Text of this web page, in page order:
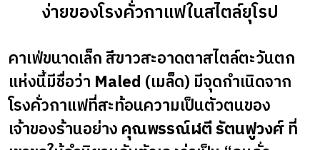
ง่ายของโรงคั่วกาแฟในสไตล์ยุโรป
คาเฟ่ขนาดเล็ก สีขาวสะอาดตาสไตล์ตะวันตก
แห่งนี้มีชื่อว่า Maled (เมล็ด) มีจุดกำเนิดจาก
โรงคั่วกาแฟที่สะท้อนความเป็นตัวตนของ
เจ้าของร้านอย่างคุณพรรณ์ฬตี รัตนฟูวงศ์ที่